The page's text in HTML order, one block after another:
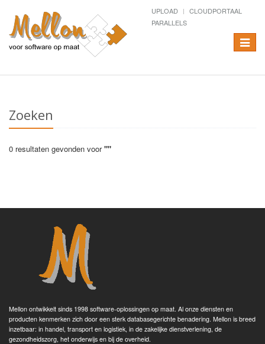
UPLOAD
CLOUDPORTAAL
PARALLELS
Toggle
Zoeken
0 resultaten gevonden voor""
Mellon ontwikkelt sinds 1998 software-oplossingen op maat. Al onze diensten en
producten kenmerken zich door een sterk databasegerichte benadering. Mellon is breed
inzetbaar: in handel, transport en logistiek, in de zakelijke dienstverlening, de
gezondheidszorg, het onderwijs en bij de overheid.